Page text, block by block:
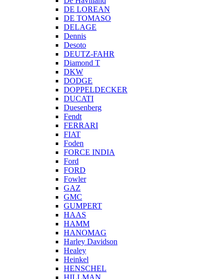
DE LOREAN
DE TOMASO
DELAGE
Dennis
Desoto
DEUTZ-FAHR
Diamond T
DKW
DODGE
DOPPELDECKER
DUCATI
Duesenberg
Fendt
FERRARI
FIAT
Foden
FORCE INDIA
Ford
FORD
Fowler
GAZ
GMC
GUMPERT
HAAS
HAMM
HANOMAG
Harley Davidson
Healey
Heinkel
HENSCHEL